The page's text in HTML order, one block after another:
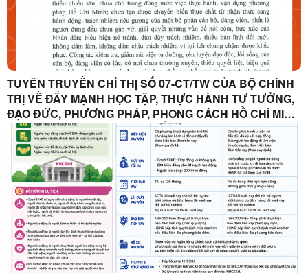
TUYÊN TRUYỀN CHỈ THỊ SỐ 07-CT/TW CỦA BỘ CHÍNH
TRỊ VỀ ĐẨY MẠNH HỌC TẬP, THỰC HÀNH TƯ TƯỞNG,
ĐẠO ĐỨC, PHƯƠNG PHÁP, PHONG CÁCH HỒ CHÍ MINH
TRONG GIAI ĐOẠN PHÁT TRIỂN MỚI